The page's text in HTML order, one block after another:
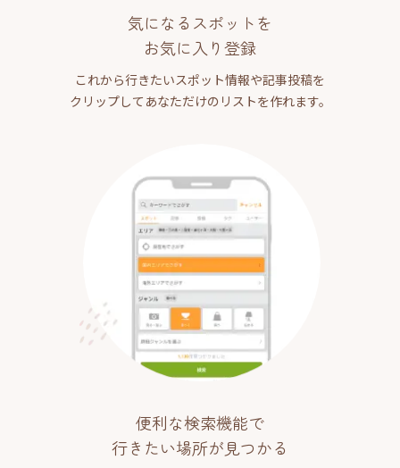
気になるスポットを
お気に入り登録
これから行きたいスポット情報や記事投稿を
クリップしてあなただけのリストを作れます。
便利な検索機能で
行きたい場所が見つかる